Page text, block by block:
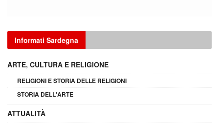
Informati Sardegna
ARTE, CULTURA E RELIGIONE
RELIGIONI E STORIA DELLE RELIGIONI
STORIA DELL'ARTE
ATTUALITÀ